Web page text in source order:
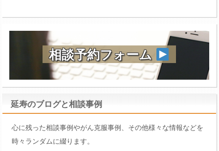
相談予約フォーム
延寿のブログと相談事例
心に残った相談事例やがん克服事例、その他様々な情報などを
時々ランダムに綴ります。